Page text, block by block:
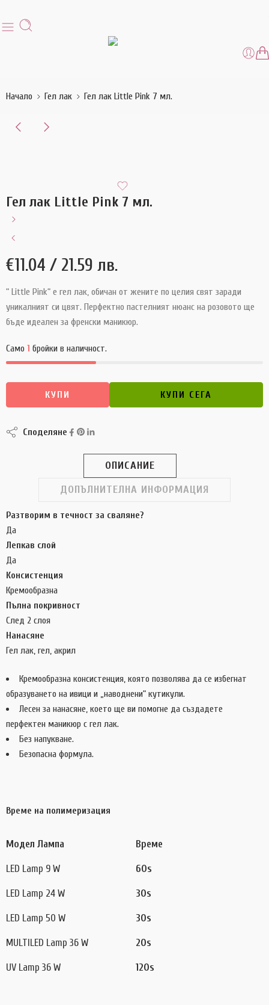
Начало Гел лак Гел лак Little Pink 7 мл.
Гел лак Little Pink 7 мл.
€11.04 / 21.59 лв.
“ Little Pink“ е гел лак, обичан от жените по целия свят заради
уникалният си цвят. Перфектно пастелният нюанс на розовото ще
бъде идеален за френски маникюр.
Само 1 бройки в наличност.
КУПИ КУПИ СЕГА
Споделяне
ОПИСАНИЕ
ДОПЪЛНИТЕЛНА ИНФОРМАЦИЯ
Разтворим в течност за сваляне?
Да
Лепкав слой
Да
Консистенция
Кремообразна
Пълна покривност
След 2 слоя
Нанасяне
Гел лак, гел, акрил
Кремообразна консистенция, която позволява да се избегнат
образуването на ивици и „наводнени“ кутикули.
Лесен за нанасяне, което ще ви помогне да създадете
перфектен маникюр с гел лак.
Без напукване.
Безопасна формула.
Време на полимеризация
Модел Лампа Време
LED Lamp 9 W 60s
LED Lamp 24 W 30s
LED Lamp 50 W 30s
MULTILED Lamp 36 W 20s
UV Lamp 36 W 120s